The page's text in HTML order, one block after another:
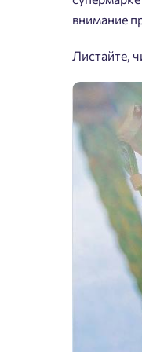
внимание
Листайте,